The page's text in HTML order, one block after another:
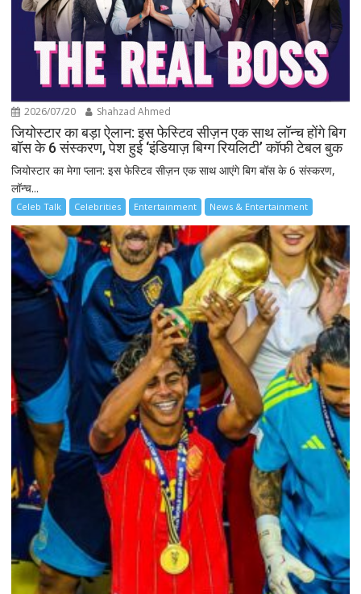
2026/07/20 Shahzad Ahmed
जियोस्टार का बड़ा ऐलान: इस फेस्टिव सीज़न एक साथ लॉन्च होंगे बिग
बॉस के 6 संस्करण, पेश हुई ‘इंडियाज़ बिग्ग रियलिटी’ कॉफी टेबल बुक
जियोस्टार का मेगा प्लान: इस फेस्टिव सीज़न एक साथ आएंगे बिग बॉस के 6 संस्करण,
लॉन्च...
Celeb Talk Celebrities Entertainment News & Entertainment